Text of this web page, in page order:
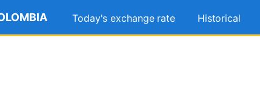
Today's exchange rate Historical